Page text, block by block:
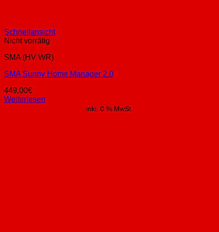
Schnellansicht
Nicht vorrätig
SMA (HV WR)
SMA Sunny Home Manager 2.0
449,00€
Weiterlesen
inkl. 0 % MwSt.